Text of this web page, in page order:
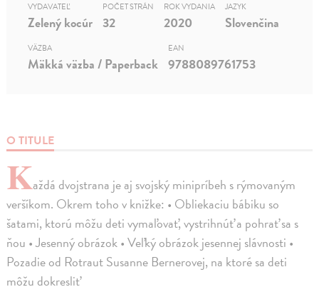
O TITULE
Každá dvojstrana je aj svojský minipríbeh s rýmovaným
veršíkom. Okrem toho v knižke: • Obliekaciu bábiku so
šatami, ktorú môžu deti vymaľovať, vystrihnúť a pohrať sa s
ňou • Jesenný obrázok • Veľký obrázok jesennej slávnosti •
Pozadie od Rotraut Susanne Bernerovej, na ktoré sa deti
môžu dokresliť
VYDAVATEĽ
Zelený kocúr
POČET STRÁN
32
ROK VYDANIA
2020
JAZYK
Slovenčina
VÄZBA
Mäkká väzba / Paperback
EAN
9788089761753